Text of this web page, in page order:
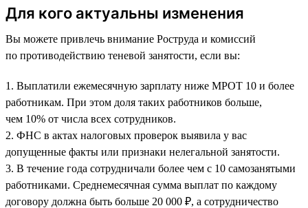
Для кого актуальны изменения
Вы можете привлечь внимание Роструда и комиссий
по противодействию теневой занятости, если вы:
1. Выплатили ежемесячную зарплату ниже МРОТ 10 и более
работникам. При этом доля таких работников больше,
чем 10% от числа всех сотрудников.
2. ФНС в актах налоговых проверок выявила у вас
допущенные факты или признаки нелегальной занятости.
3. В течение года сотрудничали более чем с 10 самозанятыми
работниками. Среднемесячная сумма выплат по каждому
договору должна быть больше 20 000 ₽, а сотрудничество